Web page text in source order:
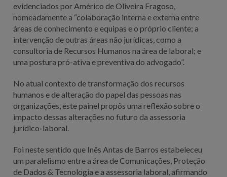
evidenciados por Américo de Oliveira Fragoso,
nomeadamente a “colaboração interna e externa entre
áreas de conhecimento e equipas e o próprio cliente; a
intervenção de outras áreas não jurídicas, como a
consultoria de Recursos Humanos na área de laboral; e
uma postura pró-ativa e preventiva do advogado”.
No atual contexto de transformação dos recursos
humanos e de alteração do papel das pessoas nas
organizações, este painel propôs uma reflexão sobre o
impacto dessas alterações no futuro da assessoria
jurídico-laboral.
Foi neste sentido que Inês Antas de Barros estabeleceu
um paralelismo entre a área de Comunicações, Proteção
de Dados & Tecnologia e a assessoria laboral, afirmando